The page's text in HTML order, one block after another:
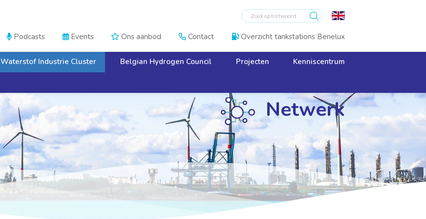
 Podcasts Events  Ons aanbod Contact Overzicht tankstations Benelux
Waterstof Industrie Cluster Belgian Hydrogen Council Projecten Kenniscentrum
Netwerk
Netwerk
Netwerk